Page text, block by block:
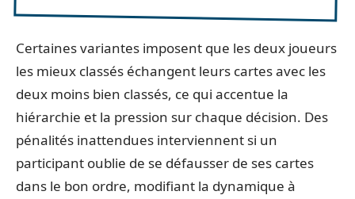
Certaines variantes imposent que les deux joueurs
les mieux classés échangent leurs cartes avec les
deux moins bien classés, ce qui accentue la
hiérarchie et la pression sur chaque décision. Des
pénalités inattendues interviennent si un
participant oublie de se défausser de ses cartes
dans le bon ordre, modifiant la dynamique à